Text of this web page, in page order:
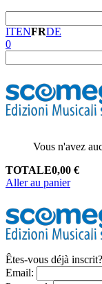
ITENFRDE
0
Vous n'avez
TOTALE0,00 €
Aller au panier
Êtes-vous déjà inscrit?
Email: